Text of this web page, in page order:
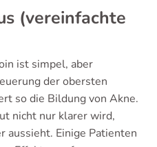
(vereinfachte
ist simpel, aber
der obersten
so die Bildung von Akne.
nicht nur klarer wird,
aussieht. Einige Patienten